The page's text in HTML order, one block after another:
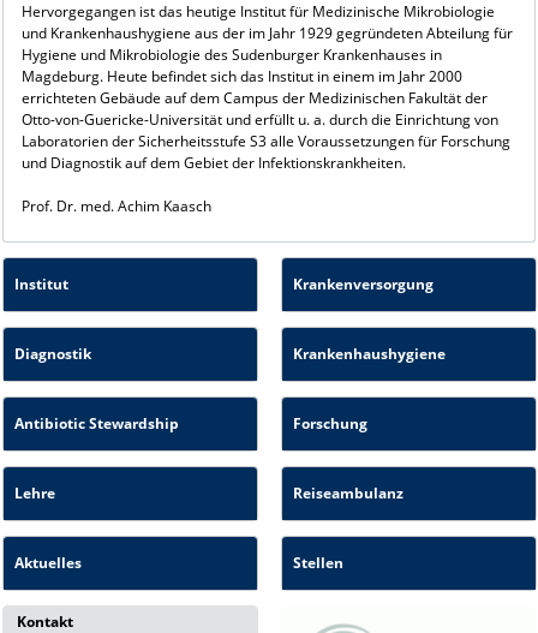
Hervorgegangen ist das heutige Institut für Medizinische Mikrobiologie
und Krankenhaushygiene aus der im Jahr 1929 gegründeten Abteilung für
Hygiene und Mikrobiologie des Sudenburger Krankenhauses in
Magdeburg. Heute befindet sich das Institut in einem im Jahr 2000
errichteten Gebäude auf dem Campus der Medizinischen Fakultät der
Otto-von-Guericke-Universität und erfüllt u. a. durch die Einrichtung von
Laboratorien der Sicherheitsstufe S3 alle Voraussetzungen für Forschung
und Diagnostik auf dem Gebiet der Infektionskrankheiten.
Prof. Dr. med. Achim Kaasch
Institut Krankenversorgung
Diagnostik Krankenhaushygiene
Antibiotic Stewardship Forschung
Lehre Reiseambulanz
Aktuelles Stellen
Kontakt